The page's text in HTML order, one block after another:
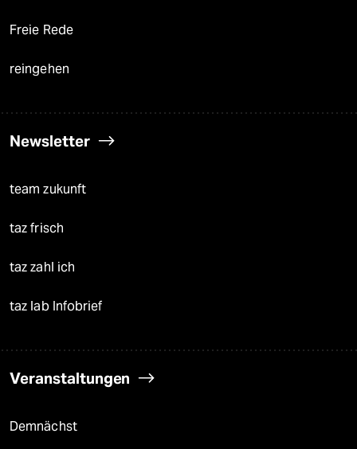
Freie Rede
reingehen
Newsletter
team zukunft
taz frisch
taz zahl ich
taz lab Infobrief
Veranstaltungen
Demnächst